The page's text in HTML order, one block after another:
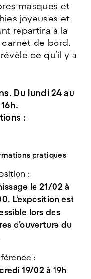
masques et
joyeuses et
repartira à la
carnet de bord.
ce qu’il y a
Du lundi 24 au
:
pratiques
:
le 21/02 à
L’exposition est
lors des
d’ouverture du
:
19/02 à 19h